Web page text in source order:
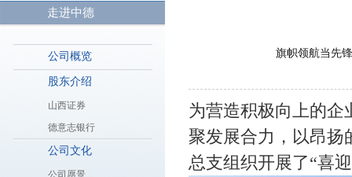
走进中德
公司概览
股东介绍
山西证券
德意志银行
公司文化
公司愿景
旗帜领航当先
为营造积极向上的企
聚发展合力，以昂扬
总支组织开展了“喜